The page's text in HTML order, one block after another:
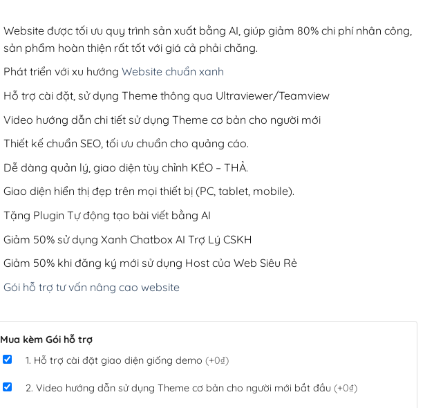
200,000₫.
Website được tối ưu quy trình sản xuất bằng AI, giúp giảm 80% chi phí nhân công,
sản phẩm hoàn thiện rất tốt với giá cả phải chăng.
Phát triển với xu hướng Website chuẩn xanh
Hỗ trợ cài đặt, sử dụng Theme thông qua Ultraviewer/Teamview
Video hướng dẫn chi tiết sử dụng Theme cơ bản cho người mới
Thiết kế chuẩn SEO, tối ưu chuẩn cho quảng cáo.
Dễ dàng quản lý, giao diện tùy chỉnh KÉO – THẢ.
Giao diện hiển thị đẹp trên mọi thiết bị (PC, tablet, mobile).
Tặng Plugin Tự động tạo bài viết bằng AI
Giảm 50% sử dụng Xanh Chatbox AI Trợ Lý CSKH
Giảm 50% khi đăng ký mới sử dụng Host của Web Siêu Rẻ
Gói hỗ trợ tư vấn nâng cao website
Mua kèm Gói hỗ trợ
1. Hỗ trợ cài đặt giao diện giống demo (+0₫)
2. Video hướng dẫn sử dụng Theme cơ bản cho người mới bắt đầu (+0₫)